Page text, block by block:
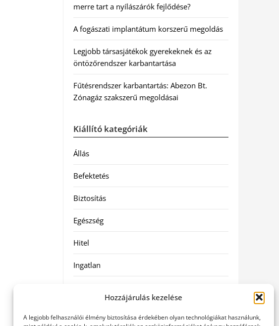
Hozzájárulás kezelése
A legjobb felhasználói élmény biztosítása érdekében olyan technológiákat használunk,
merre tart a nyílászárók fejlődése?
A fogászati implantátum korszerű megoldás
Legjobb társasjátékok gyerekeknek és az
öntözőrendszer karbantartása
Fűtésrendszer karbantartás: Abezon Bt.
Zónagáz szakszerű megoldásai
Kiállító kategóriák
Állás
Befektetés
Biztosítás
Egészség
Hitel
Ingatlan